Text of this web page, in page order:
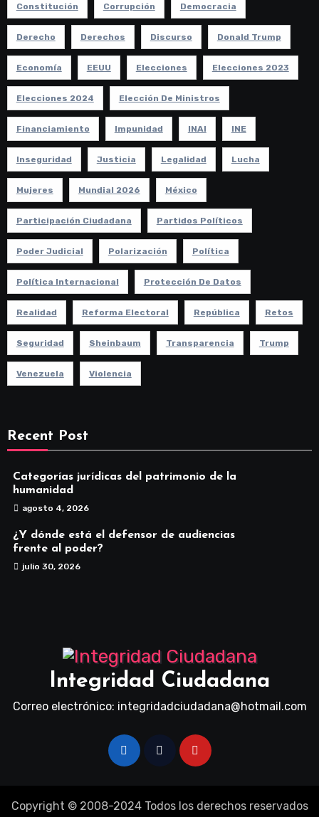
Constitución Corrupción Democracia
Derecho Derechos Discurso Donald Trump
Economía EEUU Elecciones Elecciones 2023
Elecciones 2024 Elección De Ministros
Financiamiento Impunidad INAI INE
Inseguridad Justicia Legalidad Lucha
Mujeres Mundial 2026 México
Participación Ciudadana Partidos Políticos
Poder Judicial Polarización Política
Política Internacional Protección De Datos
Realidad Reforma Electoral República Retos
Seguridad Sheinbaum Transparencia Trump
Venezuela Violencia
Recent Post
Categorías jurídicas del patrimonio de la
humanidad
agosto 4, 2026
¿Y dónde está el defensor de audiencias
frente al poder?
julio 30, 2026
Integridad Ciudadana
Correo electrónico: integridadciudadana@hotmail.com
Copyright © 2008-2024 Todos los derechos reservados